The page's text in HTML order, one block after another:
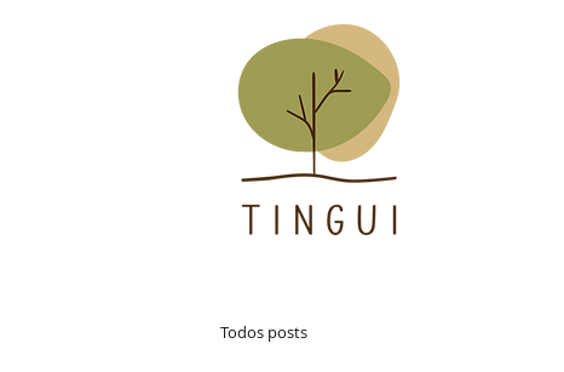
Todos posts